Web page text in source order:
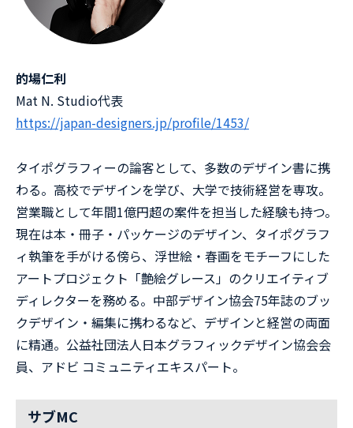
的場仁利
Mat N. Studio代表
https://japan-designers.jp/profile/1453/
タイポグラフィーの論客として、多数のデザイン書に携
わる。高校でデザインを学び、大学で技術経営を専攻。
営業職として年間1億円超の案件を担当した経験も持つ。
現在は本・冊子・パッケージのデザイン、タイポグラフ
ィ執筆を手がける傍ら、浮世絵・春画をモチーフにした
アートプロジェクト「艶絵グレース」のクリエイティブ
ディレクターを務める。中部デザイン協会75年誌のブッ
クデザイン・編集に携わるなど、デザインと経営の両面
に精通。公益社団法人日本グラフィックデザイン協会会
員、アドビ コミュニティエキスパート。
サブMC